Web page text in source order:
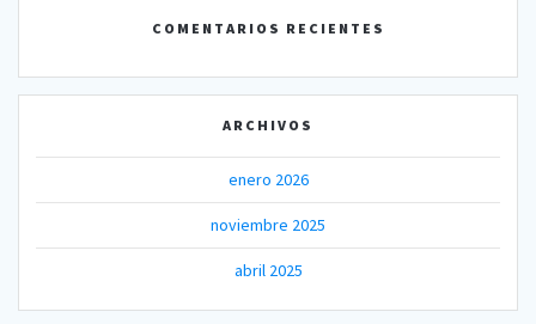
COMENTARIOS RECIENTES
ARCHIVOS
enero 2026
noviembre 2025
abril 2025